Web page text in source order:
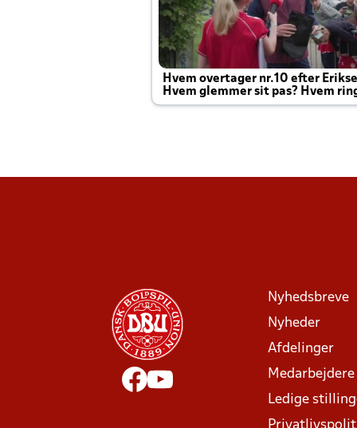
Hvem overtager nr.10 efter
Hvem glemmer sit pas? Hvem
Joachim altid til efter kampe?
Nyhedsbreve
Nyheder
Afdelinger
Medarbejdere
Ledige